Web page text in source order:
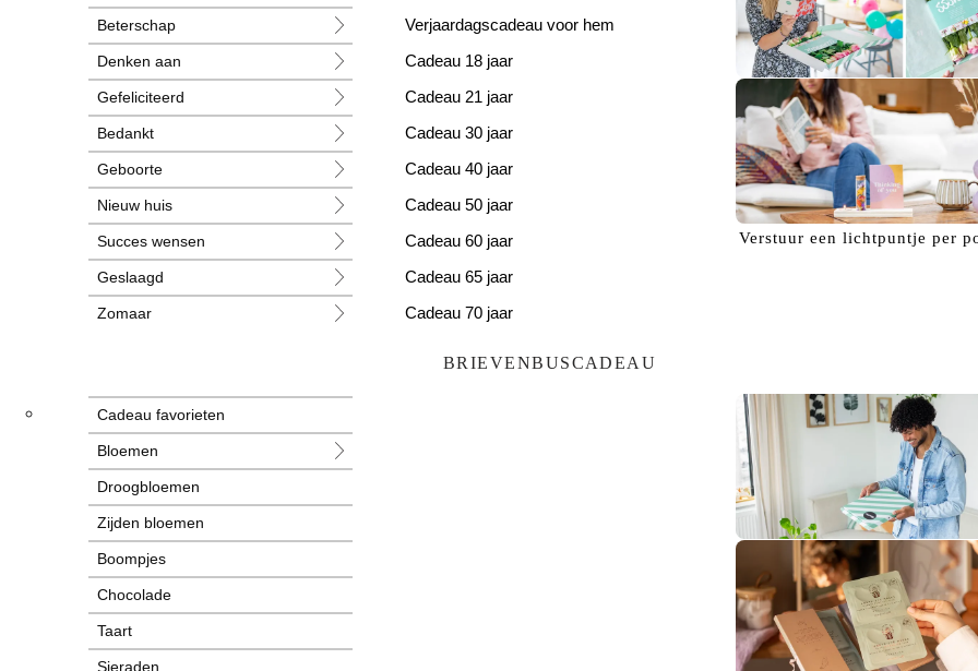
Beterschap
Denken aan
Gefeliciteerd
Bedankt
Geboorte
Nieuw huis
Succes wensen
Geslaagd
Zomaar
Liefde
Condoleance
Zwangerschap
Liefs
Trots
Pensioen
Verjaardagscadeau voor hem
Cadeau 18 jaar
Cadeau 21 jaar
Cadeau 30 jaar
Cadeau 40 jaar
Cadeau 50 jaar
Cadeau 60 jaar
Cadeau 65 jaar
Cadeau 70 jaar
De perfecte
Verstuur eenlichtpuntje per
BRIEVENBUSCADEAU
Cadeau favorieten
Bloemen
Droogbloemen
Zijden bloemen
Boompjes
Chocolade
Taart
Sieraden
Bezorg eenglimlach!